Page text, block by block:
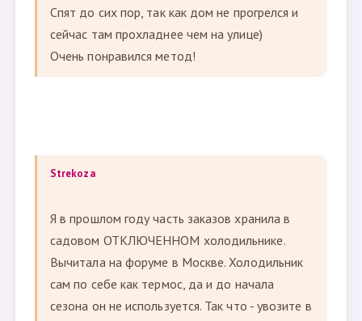
Спят до сих пор, так как дом не прогрелся и
сейчас там прохладнее чем на улице)
Очень понравился метод!
Strekoza
Я в прошлом году часть заказов хранила в
садовом ОТКЛЮЧЕННОМ холодильнике.
Вычитала на форуме в Москве. Холодильник
сам по себе как термос, да и до начала
сезона он не используется. Так что - увозите в